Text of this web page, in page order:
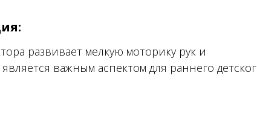
развивает мелкую моторику рук и
важным аспектом для раннего